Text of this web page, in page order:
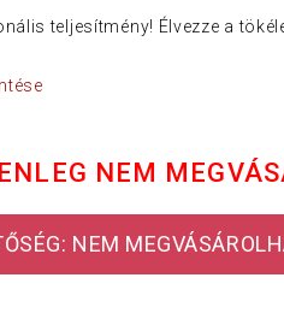
teljesítmény! Élvezze a
NEM
NEM